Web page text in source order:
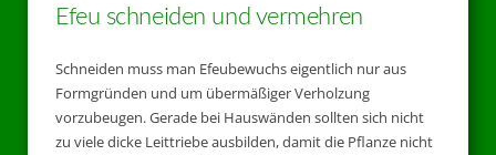
Efeu schneiden und vermehren
Schneiden muss man Efeubewuchs eigentlich nur aus
Formgründen und um übermäßiger Verholzung
vorzubeugen. Gerade bei Hauswänden sollten sich nicht
zu viele dicke Leittriebe ausbilden, damit die Pflanze nicht